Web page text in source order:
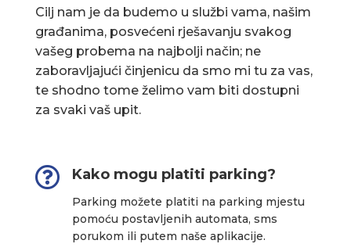
Cilj nam je da budemo u službi vama, našim
građanima, posvećeni rješavanju svakog
vašeg probema na najbolji način; ne
zaboravljajući činjenicu da smo mi tu za vas,
te shodno tome želimo vam biti dostupni
za svaki vaš upit.
 Kako mogu platiti parking?
Parking možete platiti na parking mjestu
pomoću postavljenih automata, sms
porukom ili putem naše aplikacije.